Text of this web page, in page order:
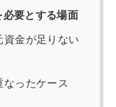
要とする場面
資金が足りない
ったケース